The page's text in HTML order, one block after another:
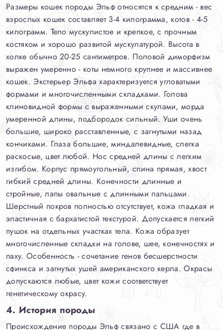
Размеры кошек породы Эльф относятся к средним - вес
взрослых кошек составляет 3-4 килограмма, котов - 4-5
килограмм. Тело мускулистое и крепкое, с прочным
костяком и хорошо развитой мускулатурой. Высота в
холке обычно 20-25 сантиметров. Половой диморфизм
выражен умеренно - коты немного крупнее и массивнее
кошек. Экстерьер Эльфа характеризуется угловатыми
формами и многочисленными складками. Голова
клиновидной формы с выраженными скулами, морда
умеренной длины, подбородок сильный. Уши очень
большие, широко расставленные, с загнутыми назад
кончиками. Глаза большие, миндалевидные, слегка
раскосые, цвет любой. Нос средней длины с легким
изгибом. Корпус прямоугольный, спина прямая, хвост
гибкий средней длины. Конечности длинные и
стройные, лапы овальные с длинными пальцами.
Шерстный покров полностью отсутствует, кожа гладкая и
эластичная с бархатистой текстурой. Допускается легкий
пушок на отдельных участках тела. Кожа образует
многочисленные складки на голове, шее, конечностях и
паху. Особенность - сочетание генов бесшерстности
сфинкса и загнутых ушей американского керла. Окрасы
допускаются любые, цвет кожи соответствует
генетическому окрасу.
4. История породы
Происхождение породы Эльф связано с США где в